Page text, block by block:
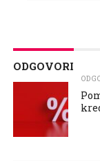
ODGOVORI